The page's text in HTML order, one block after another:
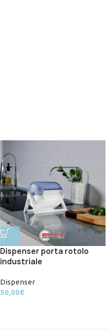
Dispenser porta rotolo
industriale
Dispenser
50,00€